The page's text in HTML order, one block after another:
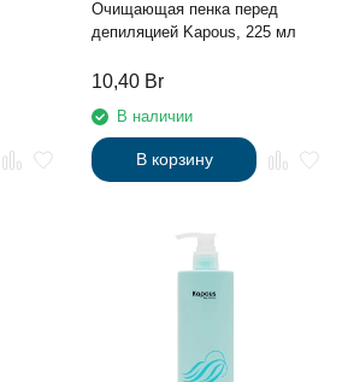
Очищающая пенка перед
депиляцией Kapous, 225 мл
10,40 Br
В наличии
В корзину